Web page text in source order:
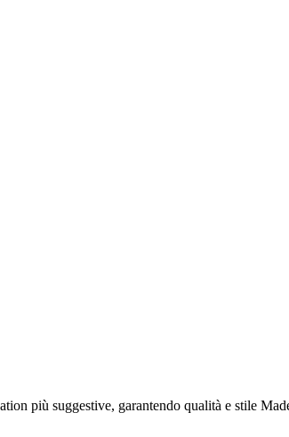
più suggestive, garantendo qualità e stile